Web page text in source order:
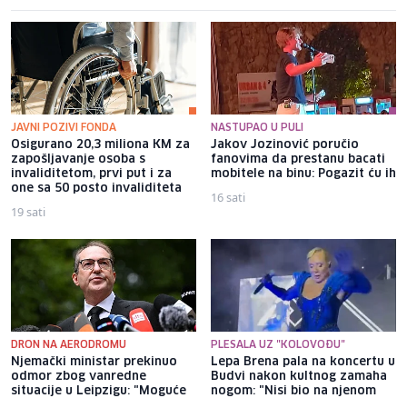
JAVNI POZIVI FONDA
Osigurano 20,3 miliona KM za
zapošljavanje osoba s
invaliditetom, prvi put i za
one sa 50 posto invaliditeta
19 sati
NASTUPAO U PULI
Jakov Jozinović poručio
fanovima da prestanu bacati
mobitele na binu: Pogazit ću ih
16 sati
DRON NA AERODROMU
Njemački ministar prekinuo
odmor zbog vanredne
situacije u Leipzigu: "Moguće
PLESALA UZ "KOLOVOĐU"
Lepa Brena pala na koncertu u
Budvi nakon kultnog zamaha
nogom: "Nisi bio na njenom